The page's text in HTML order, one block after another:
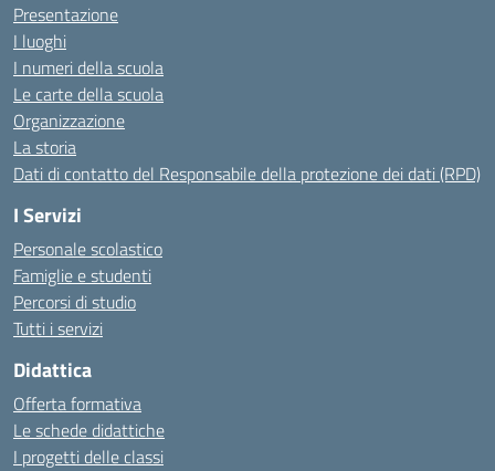
Presentazione
I luoghi
I numeri della scuola
Le carte della scuola
Organizzazione
La storia
Dati di contatto del Responsabile della protezione dei dati (RPD)
I Servizi
Personale scolastico
Famiglie e studenti
Percorsi di studio
Tutti i servizi
Didattica
Offerta formativa
Le schede didattiche
I progetti delle classi